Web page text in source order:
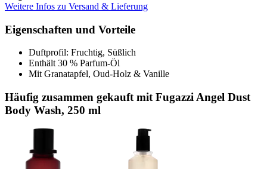
Weitere Infos zu Versand & Lieferung
Eigenschaften und Vorteile
Duftprofil: Fruchtig, Süßlich
Enthält 30 % Parfum-Öl
Mit Granatapfel, Oud-Holz & Vanille
Häufig zusammen gekauft mit Fugazzi Angel Dust
Body Wash, 250 ml